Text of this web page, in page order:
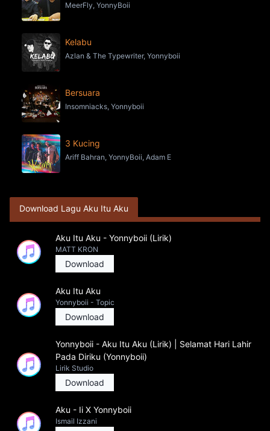
MeerFly, YonnyBoii
Kelabu
Azlan & The Typewriter, Yonnyboii
Bersuara
Insomniacks, Yonnyboii
3 Kucing
Ariff Bahran, YonnyBoii, Adam E
Download Lagu Aku Itu Aku
Aku Itu Aku - Yonnyboii (Lirik)
MATT KRON
Download
Aku Itu Aku
Yonnyboii - Topic
Download
Yonnyboii - Aku Itu Aku (Lirik) | Selamat Hari Lahir
Pada Diriku (Yonnyboii)
Lirik Studio
Download
Aku - Ii X Yonnyboii
Ismail Izzani